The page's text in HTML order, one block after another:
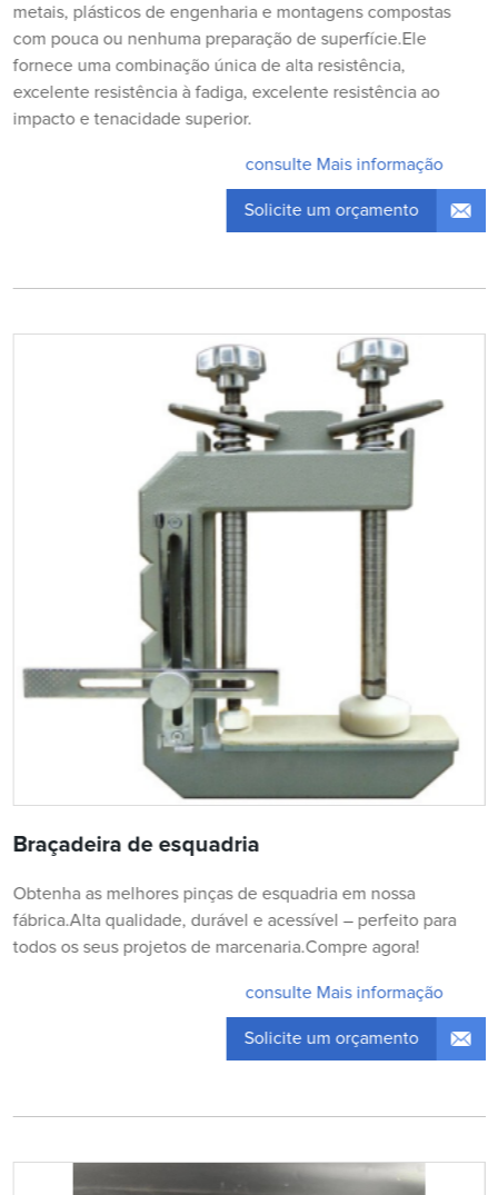
metais, plásticos de engenharia e montagens compostas
com pouca ou nenhuma preparação de superfície.Ele
fornece uma combinação única de alta resistência,
excelente resistência à fadiga, excelente resistência ao
impacto e tenacidade superior.
consulte Mais informação
Solicite um orçamento
Braçadeira de esquadria
Obtenha as melhores pinças de esquadria em nossa
fábrica.Alta qualidade, durável e acessível – perfeito para
todos os seus projetos de marcenaria.Compre agora!
consulte Mais informação
Solicite um orçamento